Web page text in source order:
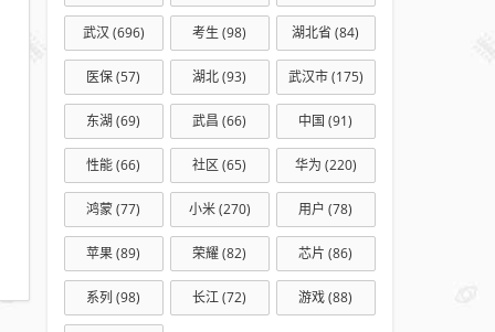
武汉 (696) 考生 (98) 湖北省 (84)
医保(57) 湖北(93) 武汉市(175)
东湖 (69) 武昌 (66) 中国 (91)
性能(66) 社区 (65) 华为 (220)
鸿蒙(77) 小米(270) 用户 (78)
苹果(89) 荣耀(82) 芯片 (86)
系列 (98) 长江(72) 游戏(88)